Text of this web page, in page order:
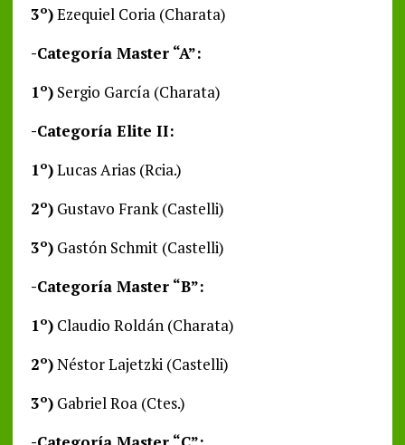
3º)Ezequiel Coria (Charata)
-Categoría Master “A”:
1º)Sergio García (Charata)
-Categoría Elite II:
1º)Lucas Arias (Rcia.)
2º)Gustavo Frank (Castelli)
3º)Gastón Schmit (Castelli)
-Categoría Master “B”:
1º)Claudio Roldán (Charata)
2º)Néstor Lajetzki (Castelli)
3º)Gabriel Roa (Ctes.)